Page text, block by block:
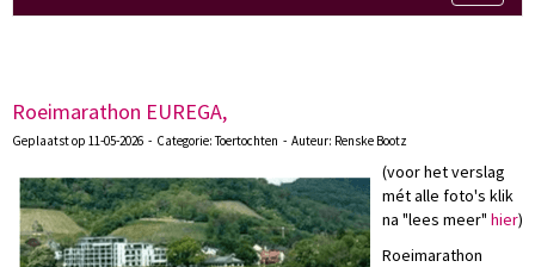
Roeimarathon EUREGA,
Geplaatst op 11-05-2026 - Categorie: Toertochten - Auteur: Renske Bootz
(voor het verslag
mét alle foto's klik
na "lees meer" hier)
Roeimarathon